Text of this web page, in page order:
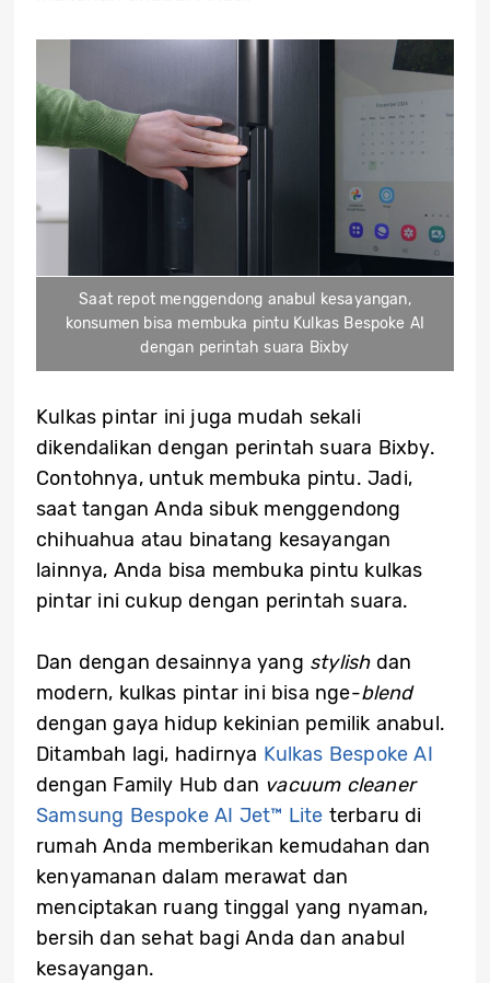
Saat repot menggendong anabul kesayangan,
konsumen bisa membuka pintu Kulkas Bespoke AI
dengan perintah suara Bixby
Kulkas pintar ini juga mudah sekali
dikendalikan dengan perintah suara Bixby.
Contohnya, untuk membuka pintu. Jadi,
saat tangan Anda sibuk menggendong
chihuahua atau binatang kesayangan
lainnya, Anda bisa membuka pintu kulkas
pintar ini cukup dengan perintah suara.
Dan dengan desainnya yang stylishdan
modern, kulkas pintar ini bisa nge-blend
dengan gaya hidup kekinian pemilik anabul.
Ditambah lagi, hadirnya Kulkas Bespoke AI
dengan Family Hub dan vacuum cleaner
Samsung Bespoke AI Jet™ Lite terbaru di
rumah Anda memberikan kemudahan dan
kenyamanan dalam merawat dan
menciptakan ruang tinggal yang nyaman,
bersih dan sehat bagi Anda dan anabul
kesayangan.